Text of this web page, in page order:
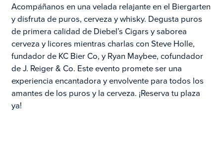
Acompáñanos en una velada relajante en el Biergarten
y disfruta de puros, cerveza y whisky. Degusta puros
de primera calidad de Diebel’s Cigars y saborea
cerveza y licores mientras charlas con Steve Holle,
fundador de KC Bier Co, y Ryan Maybee, cofundador
de J. Reiger & Co. Este evento promete ser una
experiencia encantadora y envolvente para todos los
amantes de los puros y la cerveza. ¡Reserva tu plaza
ya!